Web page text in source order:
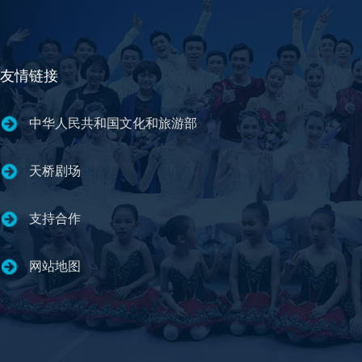
友情链接
中华人民共和国文化和旅游部
天桥剧场
支持合作
网站地图